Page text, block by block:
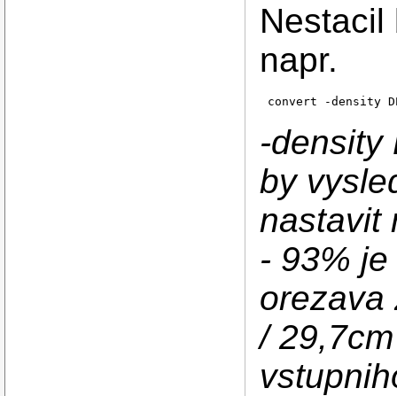
Nestacil
napr.
-density
by
nastavit
- 93%
orezava
/